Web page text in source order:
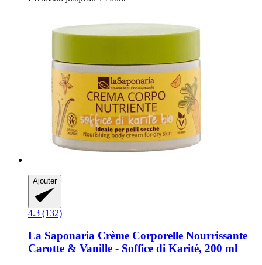
Ajouter
4.3 (132)
La Saponaria Crème Corporelle Nourrissante
Carotte & Vanille -​ Soffice di Karité, 200 ml